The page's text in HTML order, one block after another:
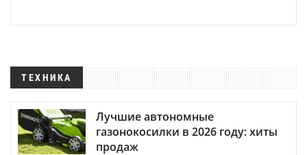
ТЕХНИКА
Лучшие автономные
газонокосилки в 2026 году: хиты
продаж